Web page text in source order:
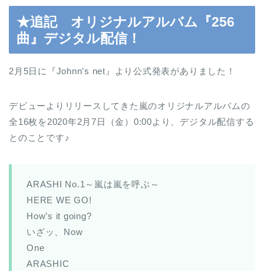
★追記 オリジナルアルバム『256
曲』デジタル配信！
2月5日に『Johnn’s net』より公式発表がありました！
デビューよりリリースしてきた嵐のオリジナルアルバムの
全16枚を2020年2月7日（金）0:00より、デジタル配信する
とのことです♪
ARASHI No.1～嵐は嵐を呼ぶ～
HERE WE GO!
How’s it going?
いざッ、Now
One
ARASHIC